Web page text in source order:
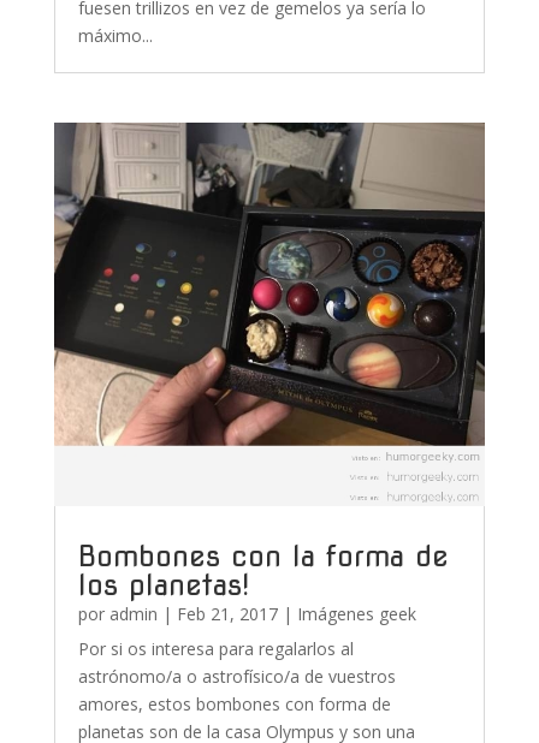
fuesen trillizos en vez de gemelos ya sería lo
máximo...
Bombones con la forma de
los planetas!
por admin | Feb 21, 2017| Imágenes geek
Por si os interesa para regalarlos al
astrónomo/a o astrofísico/a de vuestros
amores, estos bombones con forma de
planetas son de la casa Olympus y son una